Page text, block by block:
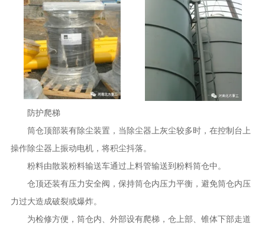
防护爬梯
筒仓顶部装有除尘装置，当除尘器上灰尘较多时，在控制台上
操作除尘器上振动电机，将积尘抖落。
粉料由散装粉料输送车通过上料管输送到粉料筒仓中。
仓顶还装有压力安全阀，保持筒仓内压力平衡，避免筒仓内压
力过大造成破裂或爆炸。
为检修方便，筒仓内、外部设有爬梯，仓上部、锥体下部走道